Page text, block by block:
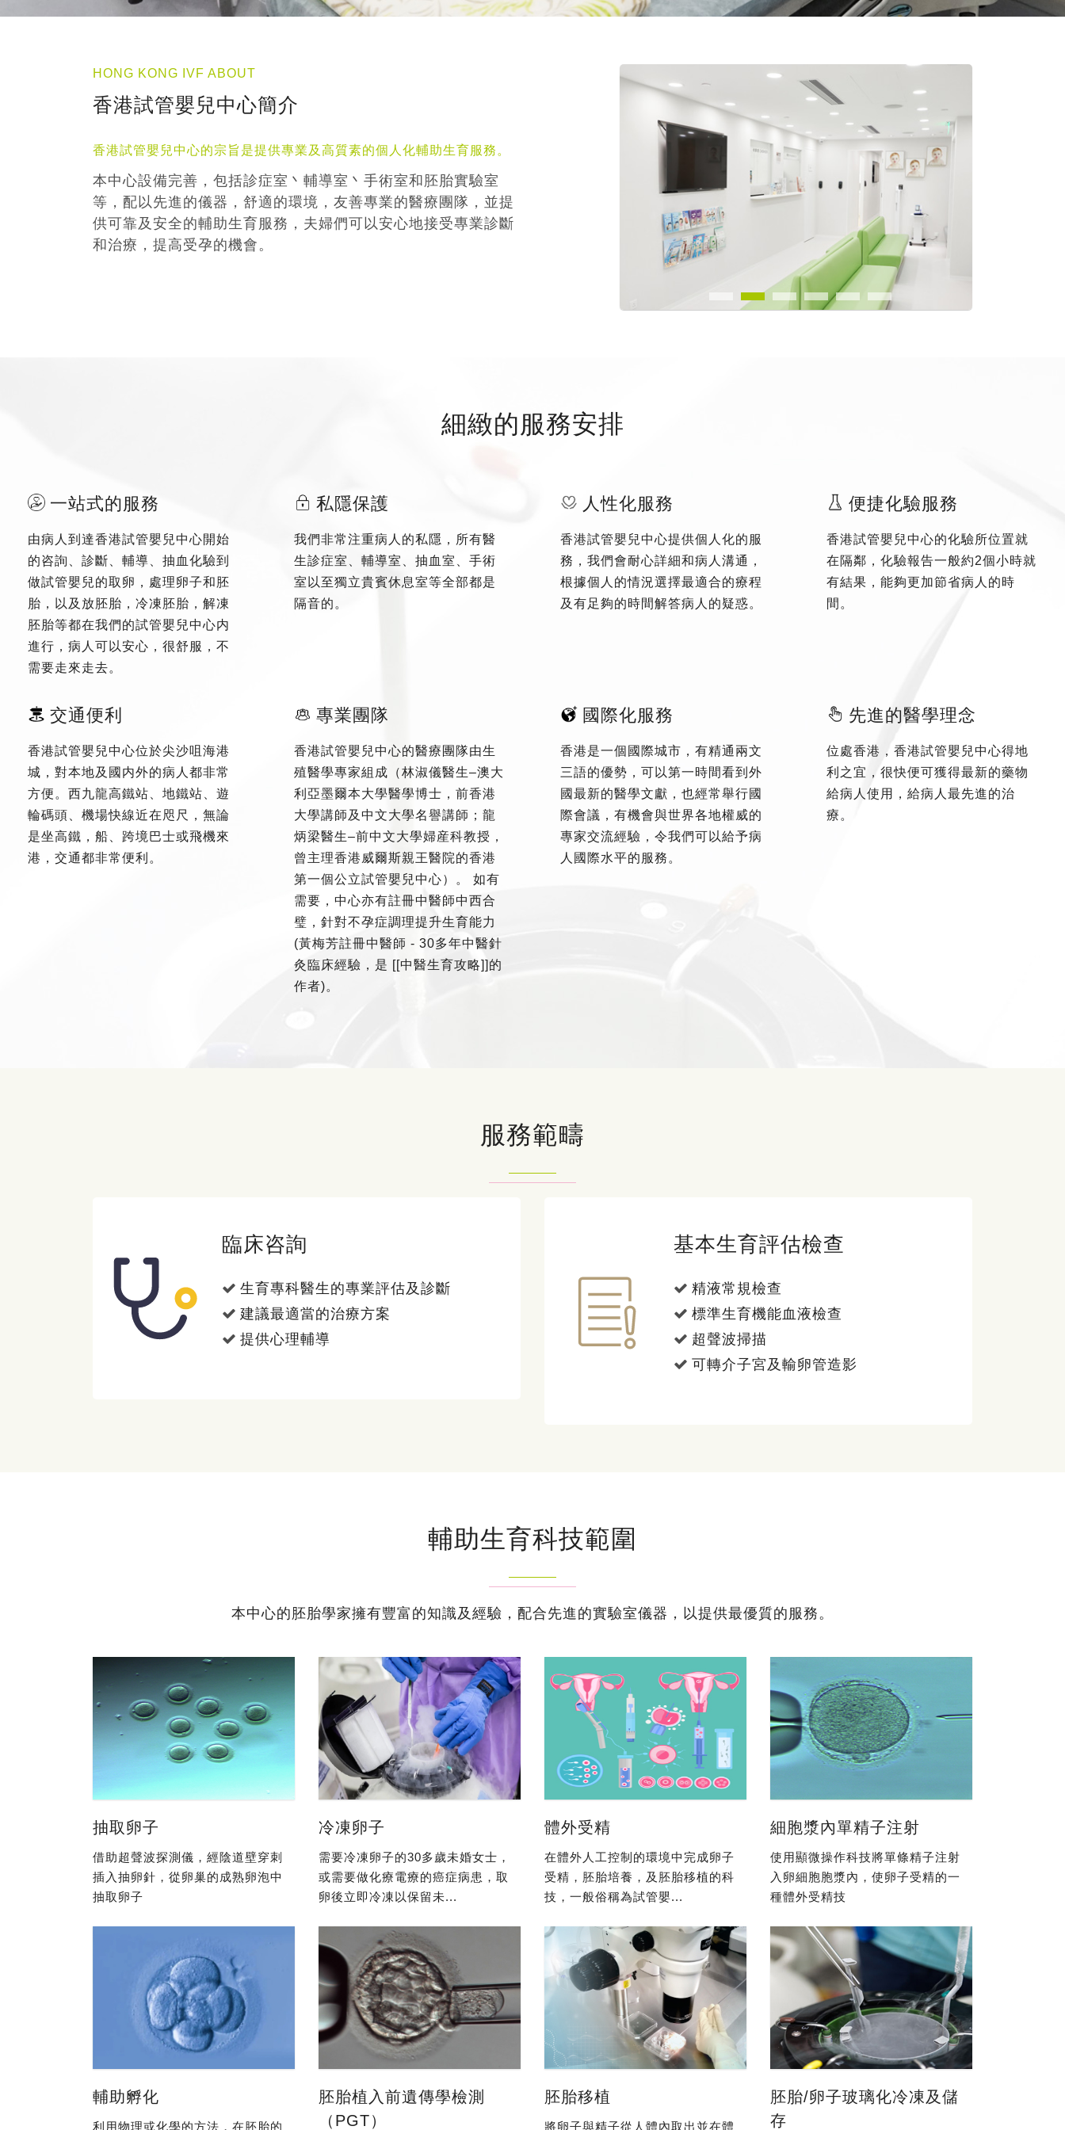
HONG KONG IVF ABOUT
香港試管嬰兒中心簡介
香港試管嬰兒中心的宗旨是提供專業及高質素的個人化輔助生育服務。
本中心設備完善，包括診症室丶輔導室丶手術室和胚胎實驗室
等，配以先進的儀器，舒適的環境，友善專業的醫療團隊，並提
供可靠及安全的輔助生育服務，夫婦們可以安心地接受專業診斷
和治療，提高受孕的機會。
細緻的服務安排
一站式的服務
由病人到達香港試管嬰兒中心開始
的咨詢、診斷、輔導、抽血化驗到
做試管嬰兒的取卵，處理卵子和胚
胎，以及放胚胎，冷凍胚胎，解凍
胚胎等都在我們的試管嬰兒中心内
進行，病人可以安心，很舒服，不
需要走來走去。
私隱保護
我們非常注重病人的私隱，所有醫
生診症室、輔導室、抽血室、手術
室以至獨立貴賓休息室等全部都是
隔音的。
人性化服務
香港試管嬰兒中心提供個人化的服
務，我們會耐心詳細和病人溝通，
根據個人的情況選擇最適合的療程
及有足夠的時間解答病人的疑惑。
便捷化驗服務
香港試管嬰兒中心的化驗所位置就
在隔鄰，化驗報告一般約2個小時就
有結果，能夠更加節省病人的時
間。
交通便利
香港試管嬰兒中心位於尖沙咀海港
城，對本地及國内外的病人都非常
方便。西九龍高鐵站、地鐵站、遊
輪碼頭、機場快線近在咫尺，無論
是坐高鐵，船、跨境巴士或飛機來
港，交通都非常便利。
專業團隊
香港試管嬰兒中心的醫療團隊由生
殖醫學專家組成（林淑儀醫生–澳大
利亞墨爾本大學醫學博士，前香港
大學講師及中文大學名譽講師；龍
炳梁醫生–前中文大學婦産科教授，
曾主理香港威爾斯親王醫院的香港
第一個公立試管嬰兒中心）。 如有
需要，中心亦有註冊中醫師中西合
璧，針對不孕症調理提升生育能力
(黃梅芳註冊中醫師 - 30多年中醫針
灸臨床經驗，是 [[中醫生育攻略]]的
作者)。
國際化服務
香港是一個國際城市，有精通兩文
三語的優勢，可以第一時間看到外
國最新的醫學文獻，也經常舉行國
際會議，有機會與世界各地權威的
專家交流經驗，令我們可以給予病
人國際水平的服務。
先進的醫學理念
位處香港，香港試管嬰兒中心得地
利之宜，很快便可獲得最新的藥物
給病人使用，給病人最先進的治
療。
服務範疇
臨床咨詢
生育專科醫生的專業評估及診斷
建議最適當的治療方案
提供心理輔導
基本生育評估檢查
精液常規檢查
標準生育機能血液檢查
超聲波掃描
可轉介子宮及輸卵管造影
輔助生育科技範圍
本中心的胚胎學家擁有豐富的知識及經驗，配合先進的實驗室儀器，以提供最優質的服務。
抽取卵子
借助超聲波探測儀，經陰道壁穿刺
插入抽卵針，從卵巢的成熟卵泡中
抽取卵子
冷凍卵子
需要冷凍卵子的30多歲未婚女士，
或需要做化療電療的癌症病患，取
卵後立即冷凍以保留未...
體外受精
在體外人工控制的環境中完成卵子
受精，胚胎培養，及胚胎移植的科
技，一般俗稱為試管嬰...
細胞漿內單精子注射
使用顯微操作科技將單條精子注射
入卵細胞胞漿內，使卵子受精的一
種體外受精技
輔助孵化
利用物理或化學的方法，在胚胎的
胚胎植入前遺傳學檢測
（PGT）
胚胎移植
將卵子與精子從人體內取出並在體
胚胎/卵子玻璃化冷凍及儲
存